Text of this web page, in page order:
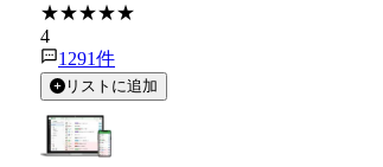
★★★★★
4
1291件
リストに追加